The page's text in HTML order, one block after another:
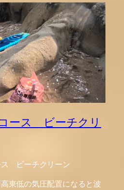
ース ビーチクリ
ス ビーチクリーン
東低の気圧配置になると波